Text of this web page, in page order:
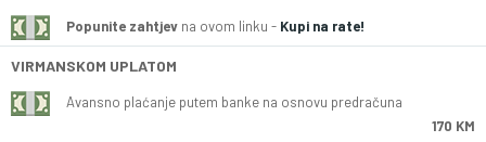
Popunite zahtjev na ovom linku - Kupi na rate!
VIRMANSKOM UPLATOM
Avansno plaćanje putem banke na osnovu predračuna
170 KM